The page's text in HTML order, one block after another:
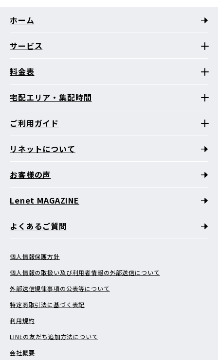
ホーム
サービス
料金表
宅配エリア・集配時間
ご利用ガイド
リネットについて
お客様の声
Lenet MAGAZINE
よくあるご質問
個人情報保護方針
個人情報の取扱い及び利用者情報の外部送信について
外部送信規律事項の公表等について
特定商取引法に基づく表記
利用規約
LINEの友だち追加方法について
会社概要